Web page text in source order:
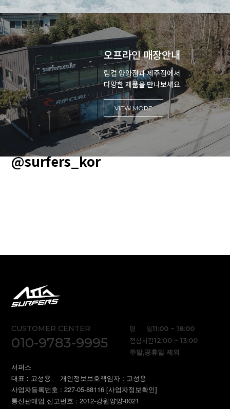
오프라인 매장안내
립컬 양양점과 제주점에서
다양한 제품을 만나보세요.
VIEW MORE
@surfers_kor
CUSTOMER CENTER
010-9783-9995
평 일11:00 ~ 18:00
점심시간12:00 ~ 13:00
주말,공휴일 제외
서퍼스
대표 : 고성용
개인정보보호책임자 : 고성용
사업자등록번호 : 227-05-88116[사업자정보확인]
통신판매업 신고번호 : 2012-강원양양-0021